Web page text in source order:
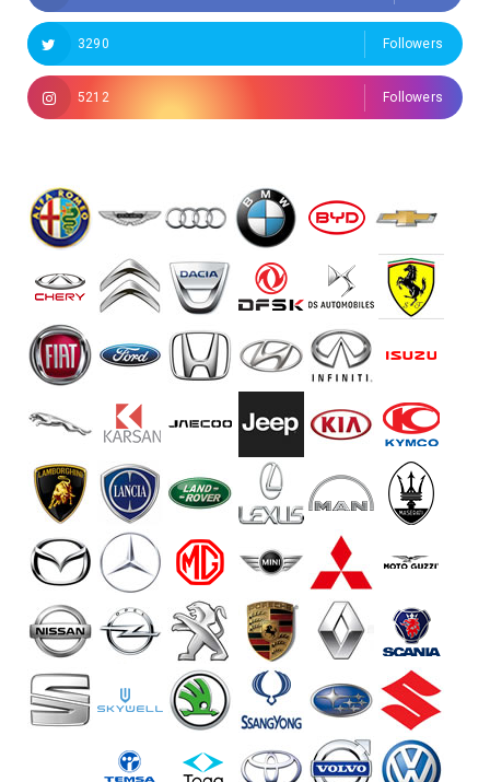
3290 Followers
5212 Followers